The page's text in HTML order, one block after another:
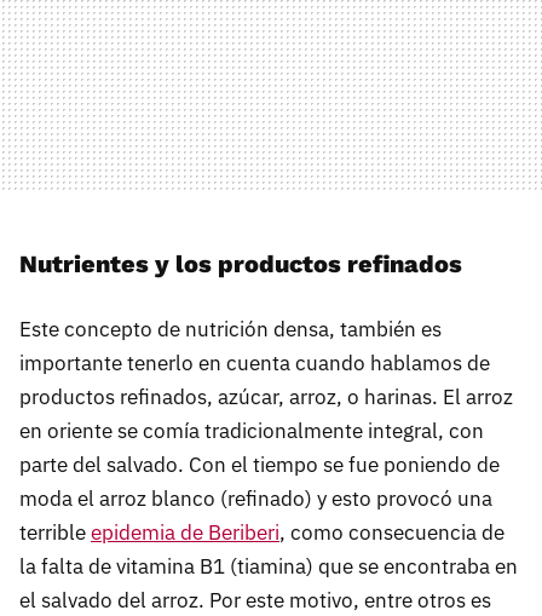
Nutrientes y los productos refinados
Este concepto de nutrición densa, también es
importante tenerlo en cuenta cuando hablamos de
productos refinados, azúcar, arroz, o harinas. El arroz
en oriente se comía tradicionalmente integral, con
parte del salvado. Con el tiempo se fue poniendo de
moda el arroz blanco (refinado) y esto provocó una
terribleepidemia de Beriberi, como consecuencia de
la falta de vitamina B1 (tiamina) que se encontraba en
el salvado del arroz. Por este motivo, entre otros es